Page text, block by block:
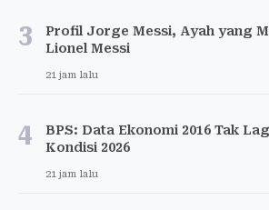
3
Profil Jorge Messi, Ayah yang
Lionel Messi
21 jam lalu
4
BPS: Data Ekonomi 2016 Tak
Kondisi 2026
21 jam lalu